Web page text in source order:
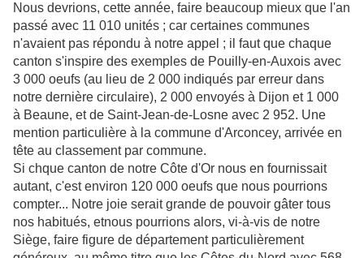
Nous devrions, cette année, faire beaucoup mieux que l'an
passé avec 11 010 unités ; car certaines communes
n'avaient pas répondu à notre appel ; il faut que chaque
canton s'inspire des exemples de Pouilly-en-Auxois avec
3 000 oeufs (au lieu de 2 000 indiqués par erreur dans
notre dernière circulaire), 2 000 envoyés à Dijon et 1 000
à Beaune, et de Saint-Jean-de-Losne avec 2 952. Une
mention particulière à la commune d'Arconcey, arrivée en
tête au classement par commune.
Si chque canton de notre Côte d'Or nous en fournissait
autant, c'est environ 120 000 oeufs que nous pourrions
compter... Notre joie serait grande de pouvoir gâter tous
nos habitués, etnous pourrions alors, vi-à-vis de notre
Siège, faire figure de département particulièrement